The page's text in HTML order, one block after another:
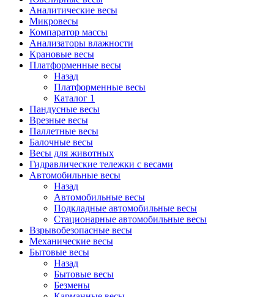
Аналитические весы
Микровесы
Компаратор массы
Анализаторы влажности
Крановые весы
Платформенные весы
Назад
Платформенные весы
Каталог 1
Пандусные весы
Врезные весы
Паллетные весы
Балочные весы
Весы для животных
Гидравлические тележки с весами
Автомобильные весы
Назад
Автомобильные весы
Подкладные автомобильные весы
Стационарные автомобильные весы
Взрывобезопасные весы
Механические весы
Бытовые весы
Назад
Бытовые весы
Безмены